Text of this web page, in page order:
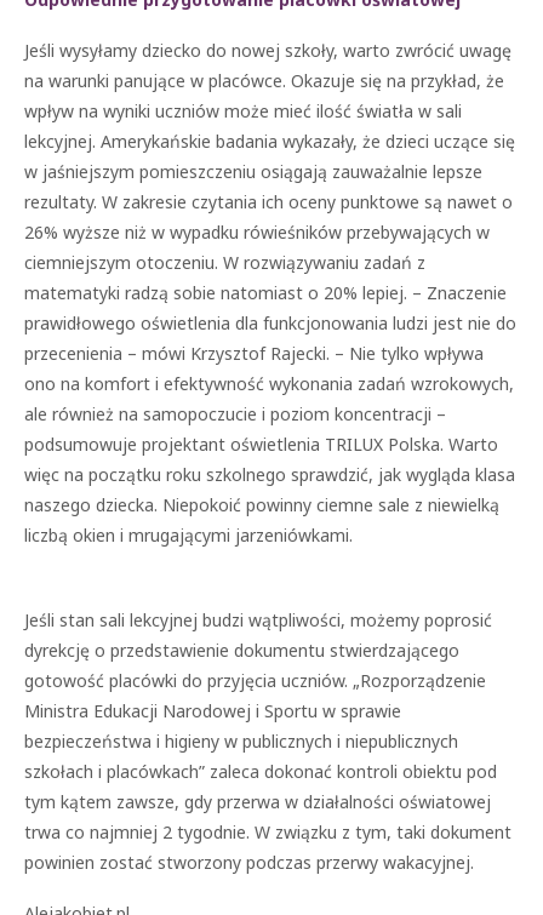
Jeśli wysyłamy dziecko do nowej szkoły, warto zwrócić uwagę
na warunki panujące w placówce. Okazuje się na przykład, że
wpływ na wyniki uczniów może mieć ilość światła w sali
lekcyjnej. Amerykańskie badania wykazały, że dzieci uczące się
w jaśniejszym pomieszczeniu osiągają zauważalnie lepsze
rezultaty. W zakresie czytania ich oceny punktowe są nawet o
26% wyższe niż w wypadku rówieśników przebywających w
ciemniejszym otoczeniu. W rozwiązywaniu zadań z
matematyki radzą sobie natomiast o 20% lepiej. – Znaczenie
prawidłowego oświetlenia dla funkcjonowania ludzi jest nie do
przecenienia – mówi Krzysztof Rajecki. – Nie tylko wpływa
ono na komfort i efektywność wykonania zadań wzrokowych,
ale również na samopoczucie i poziom koncentracji –
podsumowuje projektant oświetlenia TRILUX Polska. Warto
więc na początku roku szkolnego sprawdzić, jak wygląda klasa
naszego dziecka. Niepokoić powinny ciemne sale z niewielką
liczbą okien i mrugającymi jarzeniówkami.
Jeśli stan sali lekcyjnej budzi wątpliwości, możemy poprosić
dyrekcję o przedstawienie dokumentu stwierdzającego
gotowość placówki do przyjęcia uczniów. „Rozporządzenie
Ministra Edukacji Narodowej i Sportu w sprawie
bezpieczeństwa i higieny w publicznych i niepublicznych
szkołach i placówkach” zaleca dokonać kontroli obiektu pod
tym kątem zawsze, gdy przerwa w działalności oświatowej
trwa co najmniej 2 tygodnie. W związku z tym, taki dokument
powinien zostać stworzony podczas przerwy wakacyjnej.